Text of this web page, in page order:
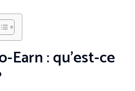
Earn : qu’est-ce